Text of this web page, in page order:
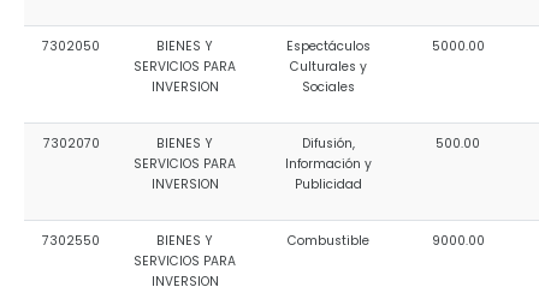
7302050
BIENES Y
SERVICIOS PARA
INVERSION
Espectáculos
Culturales y
Sociales
5000.00
7302070
BIENES Y
SERVICIOS PARA
INVERSION
Difusión,
Información y
Publicidad
500.00
7302550
BIENES Y
SERVICIOS PARA
INVERSION
Combustible 9000.00